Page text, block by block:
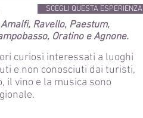
Ravello, Paestum,
Oratino e Agnone.
SCEGLI QUESTA ESPERIENZA
curiosi interessati a luoghi
e non conosciuti dai turisti,
il vino e la musica sono